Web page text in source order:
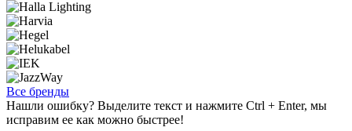
Все бренды
Нашли ошибку? Выделите текст и нажмите Ctrl + Enter, мы
исправим ее как можно быстрее!